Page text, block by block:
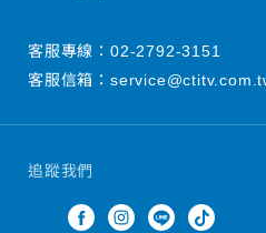
追蹤我們
客服專線： 02-2792-3151
客服信箱：